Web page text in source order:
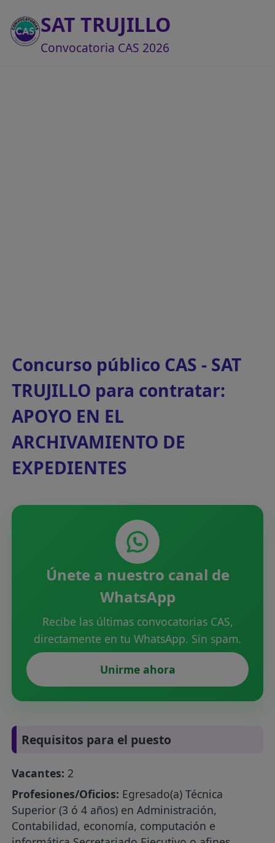
SAT TRUJILLO
Convocatoria CAS 2026
Concurso público CAS - SAT
TRUJILLO para contratar:
APOYO EN EL
ARCHIVAMIENTO DE
EXPEDIENTES
Únete a nuestro canal de
WhatsApp
Recibe las últimas convocatorias CAS,
directamente en tu WhatsApp. Sin spam.
Unirme ahora
Requisitos para el puesto
Vacantes: 2
Profesiones/Oficios: Egresado(a) Técnica
Superior (3 ó 4 años) en Administración,
Contabilidad, economía, computación e